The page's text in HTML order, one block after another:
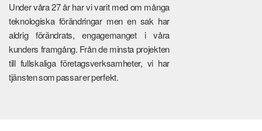
Under våra 27 år har vi varit med om många
teknologiska förändringar men en sak har
aldrig förändrats, engagemanget i våra
kunders framgång. Från de minsta projekten
till fullskaliga företagsverksamheter, vi har
tjänsten som passar er perfekt.